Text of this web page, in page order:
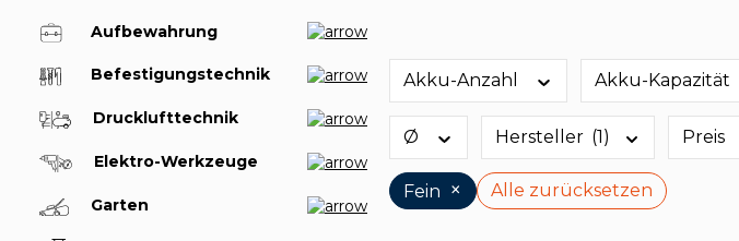
Aufbewahrung
Befestigungstechnik
Drucklufttechnik
Elektro-Werkzeuge
Garten
Akku-Anzahl Akku-Kapazität
Ø Hersteller (1) Preis
Fein × Alle zurücksetzen